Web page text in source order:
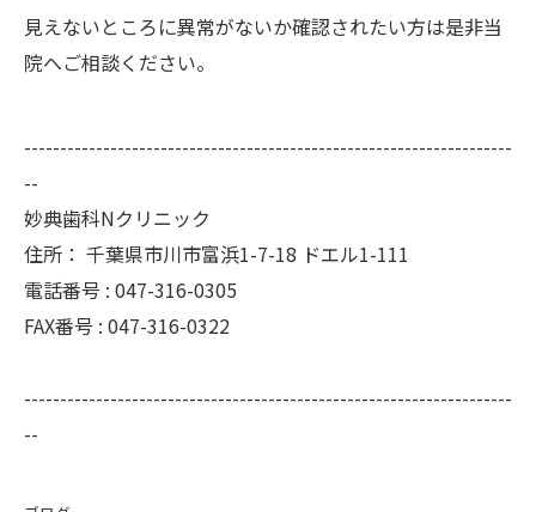
見えないところに異常がないか確認されたい方は是非当
院へご相談ください。
--------------------------------------------------------------------
--
妙典歯科Nクリニック
住所： 千葉県市川市富浜1-7-18 ドエル1-111
電話番号 : 047-316-0305
FAX番号 : 047-316-0322
--------------------------------------------------------------------
--